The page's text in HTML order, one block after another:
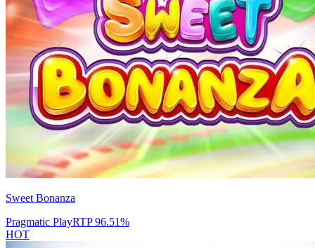
Sweet Bonanza
Pragmatic PlayRTP96.51%
HOT